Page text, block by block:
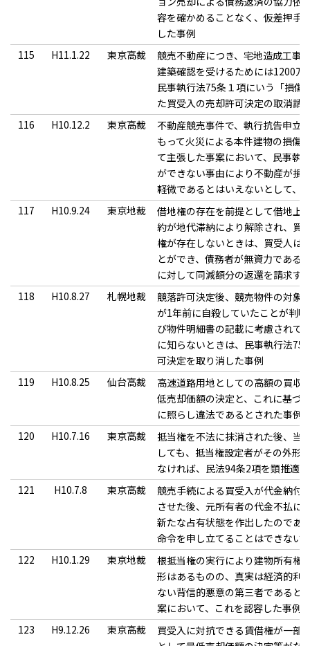
容を確かめることなく、仮差押手
した事例
115
H11.1.22 東京高裁
競売不動産につき、宅地造成工事
建築確認を受けるためには1200
民事執行法75条１項にいう「損傷
た買受入の売却許可決定の取消請
116
H10.12.2 東京高裁
不動産競売事件で、執行抗告申立
もって火災による本件建物の損傷
て主張した事案において、民事執
ができない事由により不動産が損
軽微であるとはいえないとして、
117
H10.9.24 東京地裁
借地権の存在を前提として借地上
約が地代滞納により解除され、買
権が存在しないときは、買受人は
とができ、債務者が無資力である
に対して同減額分の返還を請求す
118
H10.8.27 札幌地裁
競落許可決定後、競売物件の対象
が1年前に自殺していたことが判
び物件明細書の記載に考慮されて
に知らないときは、民事執行法75
可決定を取り消した事例
119
H10.8.25 仙台高裁
高速道路用地としての高額の買収
低売却価額の決定と、これに基づ
に照らし違法であるとされた事例
120
H10.7.16 東京高裁
抵当権を不法に抹消された後、当
しても、抵当権設定者がその外形
なければ、民法94条2項を類推適
121
H10.7.8 東京高裁
競売手続による買受入が代金納付
させた後、元所有者の代金不払に
新たな占有状態を作出したのであ
命令を申し立てることはできない
122
H10.1.29 東京地裁
根抵当権の実行により建物所有権
形はあるものの、真実は経済的利
ない背信的悪意の第三者であると
案において、これを認容した事例
123
H9.12.26 東京高裁
買受入に対抗できる賃借権が一部